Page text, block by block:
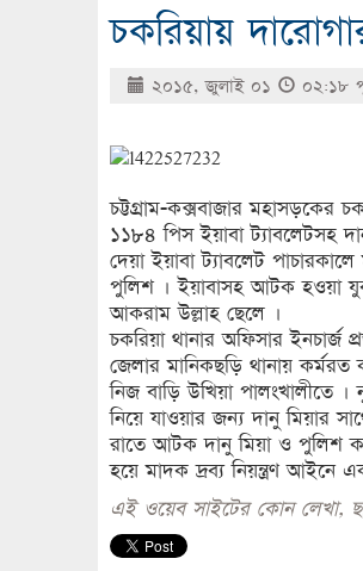
চকরিয়ায়
২০১৫, জুলাই ০১ ০২:১৮
চট্টগ্রাম-কক্সবাজার মহাসড়কের
১১৮৪ পিস ইয়াবা
দেয়া ইয়াবা ট্যাবলেট
পুলিশ । ইয়াবাসহ আটক হওয়া
আকরাম উল্লাহ ছেলে ।
চকরিয়া থানার অফিসার ইনচার্জ
জেলার মানিকছড়ি থানায়
নিজ বাড়ি উখিয়া পালংখালীতে
নিয়ে যাওয়ার জন্য দানু মিয়ার
রাতে আটক দানু মিয়া ও পুলিশ
হয়ে মাদক দ্রব্য নিয়ন্ত্রণ আইনে
এই ওয়েব সাইটের কোন লেখা,